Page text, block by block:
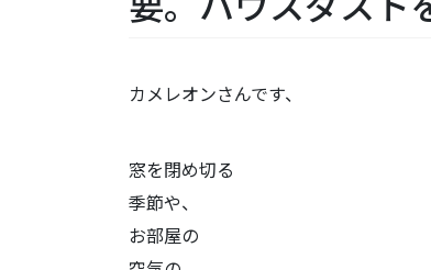
カメレオンさんです、
窓を閉め切る
季節や、
お部屋の